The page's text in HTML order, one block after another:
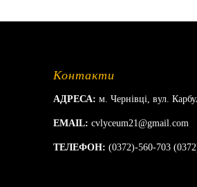
Контакти
АДРЕСА: м. Чернівці, вул.
EMAIL: cvlyceum21@gmail.com
ТЕЛЕФОН:(0372)-560-703